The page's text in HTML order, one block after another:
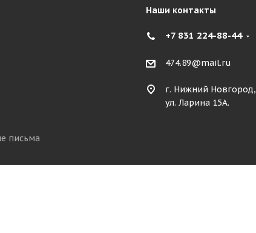
письма
Наши контакты
+7 831 224-88-44
474.89@mail.ru
г. Нижний Новгород,
ул. Ларина 15А.